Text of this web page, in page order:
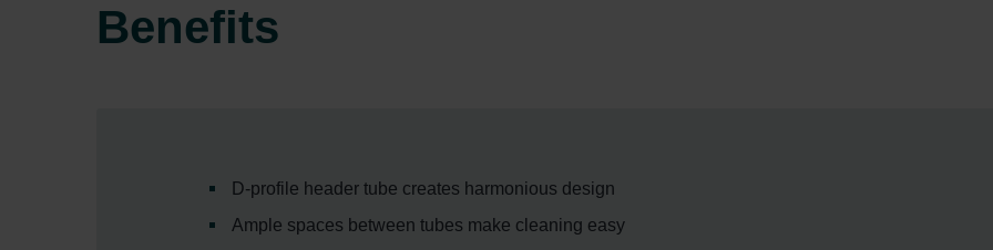
Benefits
D-profile header tube creates harmonious design
Ample spaces between tubes make cleaning easy